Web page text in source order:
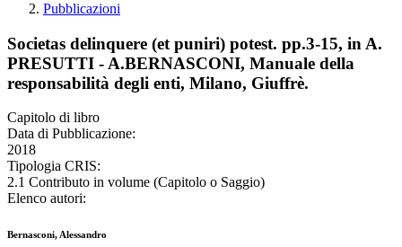
Pubblicazioni
Societas delinquere (et puniri) potest. pp.3-15, in A.
PRESUTTI - A.BERNASCONI, Manuale della
responsabilità degli enti, Milano, Giuffrè.
Capitolo di libro
Data di Pubblicazione:
2018
Tipologia CRIS:
2.1 Contributo in volume (Capitolo o Saggio)
Elenco autori:
Bernasconi, Alessandro